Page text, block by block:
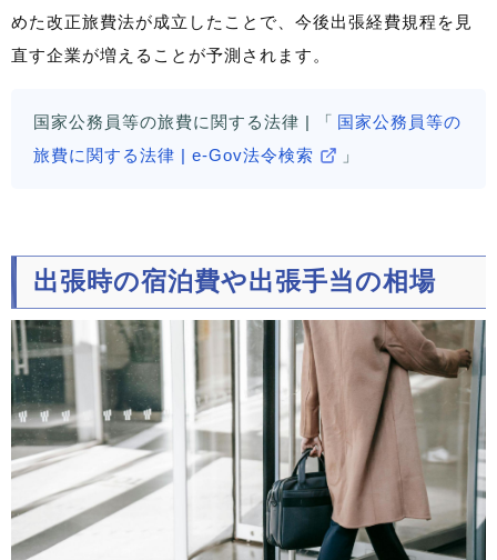
めた改正旅費法が成立したことで、今後出張経費規程を見
直す企業が増えることが予測されます。
国家公務員等の旅費に関する法律 | 「 国家公務員等の
旅費に関する法律 | e-Gov法令検索
」
出張時の宿泊費や出張手当の相場